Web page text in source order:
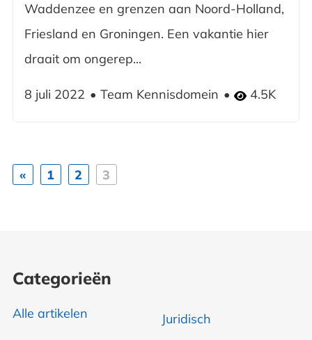
Waddenzee en grenzen aan Noord-Holland,
Friesland en Groningen. Een vakantie hier
draait om ongerep...
8 juli 2022 Team Kennisdomein 4.5K
« 1 2 3
Categorieën
Alle artikelen Juridisch